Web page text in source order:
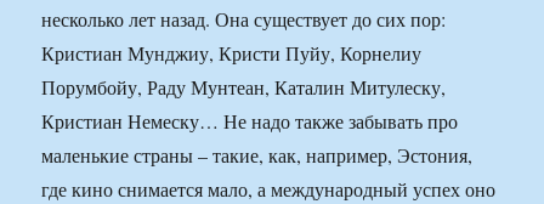
несколько лет назад. Она существует до сих пор:
Кристиан Мунджиу, Кристи Пуйу, Корнелиу
Порумбойу, Раду Мунтеан, Каталин Митулеску,
Кристиан Немеску… Не надо также забывать про
маленькие страны – такие, как, например, Эстония,
где кино снимается мало, а международный успех оно